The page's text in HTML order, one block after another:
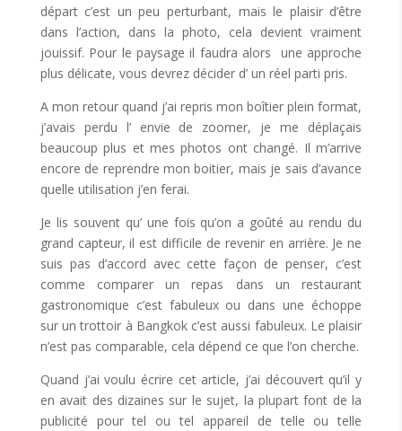
départ c’est un peu perturbant, mais le plaisir d’être
dans l’action, dans la photo, cela devient vraiment
jouissif. Pour le paysage il faudra alors une approche
plus délicate, vous devrez décider d’ un réel parti pris.
A mon retour quand j’ai repris mon boîtier plein format,
j’avais perdu l’ envie de zoomer, je me déplaçais
beaucoup plus et mes photos ont changé. Il m’arrive
encore de reprendre mon boitier, mais je sais d’avance
quelle utilisation j’en ferai.
Je lis souvent qu’ une fois qu’on a goûté au rendu du
grand capteur, il est difficile de revenir en arrière. Je ne
suis pas d’accord avec cette façon de penser, c’est
comme comparer un repas dans un restaurant
gastronomique c’est fabuleux ou dans une échoppe
sur un trottoir à Bangkok c’est aussi fabuleux. Le plaisir
n’est pas comparable, cela dépend ce que l’on cherche.
Quand j’ai voulu écrire cet article, j’ai découvert qu’il y
en avait des dizaines sur le sujet, la plupart font de la
publicité pour tel ou tel appareil de telle ou telle